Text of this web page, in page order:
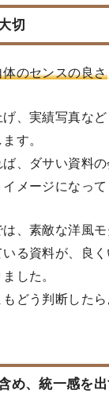
切
のセンスの良さ
、実績写真な
す。
、ダサい資料
メージになって
、素敵な洋風
る資料が、良
した。
どう判断した
め、統一感を